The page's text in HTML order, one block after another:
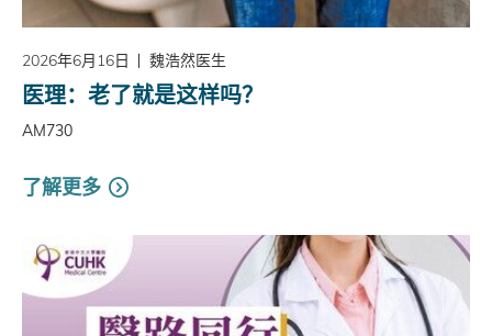
2026年6月16日 魏浩然医生
医理：老了就是这样吗？
AM730
了解更多